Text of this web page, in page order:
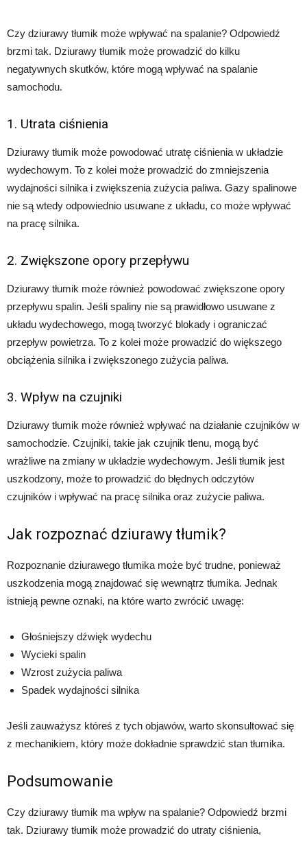
Czy dziurawy tłumik może wpływać na spalanie? Odpowiedź
brzmi tak. Dziurawy tłumik może prowadzić do kilku
negatywnych skutków, które mogą wpływać na spalanie
samochodu.
1. Utrata ciśnienia
Dziurawy tłumik może powodować utratę ciśnienia w układzie
wydechowym. To z kolei może prowadzić do zmniejszenia
wydajności silnika i zwiększenia zużycia paliwa. Gazy spalinowe
nie są wtedy odpowiednio usuwane z układu, co może wpływać
na pracę silnika.
2. Zwiększone opory przepływu
Dziurawy tłumik może również powodować zwiększone opory
przepływu spalin. Jeśli spaliny nie są prawidłowo usuwane z
układu wydechowego, mogą tworzyć blokady i ograniczać
przepływ powietrza. To z kolei może prowadzić do większego
obciążenia silnika i zwiększonego zużycia paliwa.
3. Wpływ na czujniki
Dziurawy tłumik może również wpływać na działanie czujników w
samochodzie. Czujniki, takie jak czujnik tlenu, mogą być
wrażliwe na zmiany w układzie wydechowym. Jeśli tłumik jest
uszkodzony, może to prowadzić do błędnych odczytów
czujników i wpływać na pracę silnika oraz zużycie paliwa.
Jak rozpoznać dziurawy tłumik?
Rozpoznanie dziurawego tłumika może być trudne, ponieważ
uszkodzenia mogą znajdować się wewnątrz tłumika. Jednak
istnieją pewne oznaki, na które warto zwrócić uwagę:
Głośniejszy dźwięk wydechu
Wycieki spalin
Wzrost zużycia paliwa
Spadek wydajności silnika
Jeśli zauważysz któreś z tych objawów, warto skonsultować się
z mechanikiem, który może dokładnie sprawdzić stan tłumika.
Podsumowanie
Czy dziurawy tłumik ma wpływ na spalanie? Odpowiedź brzmi
tak. Dziurawy tłumik może prowadzić do utraty ciśnienia,